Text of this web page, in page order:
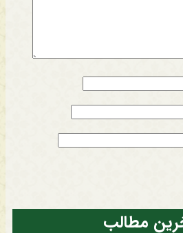
مطالب